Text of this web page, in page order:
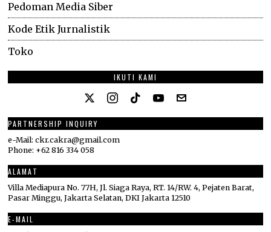
Pedoman Media Siber
Kode Etik Jurnalistik
Toko
IKUTI KAMI
PARTNERSHIP INQUIRY
e-Mail: ckr.cakra@gmail.com
Phone: +62 816 334 058
ALAMAT
Villa Mediapura No. 77H, Jl. Siaga Raya, RT. 14/RW. 4, Pejaten Barat,
Pasar Minggu, Jakarta Selatan, DKI Jakarta 12510
E-MAIL